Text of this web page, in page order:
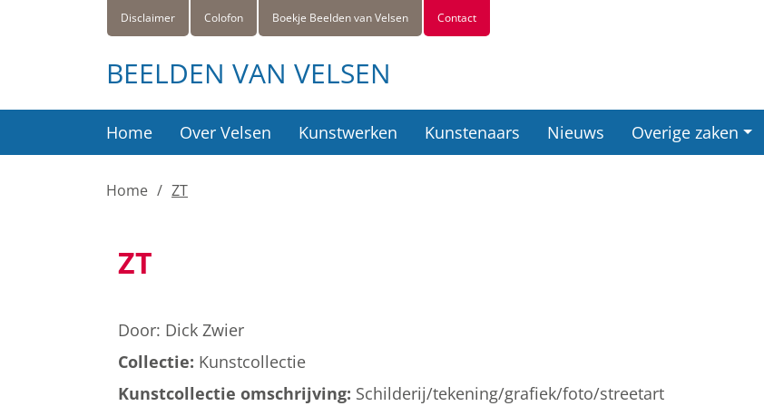
Contact
Boekje Beelden van Velsen
Colofon
Disclaimer
BEELDEN VAN VELSEN
Home Over Velsen Kunstwerken Kunstenaars Nieuws Overige zaken
Home ZT
ZT
Door: Dick Zwier
Collectie: Kunstcollectie
Kunstcollectie omschrijving: Schilderij/tekening/grafiek/foto/streetart